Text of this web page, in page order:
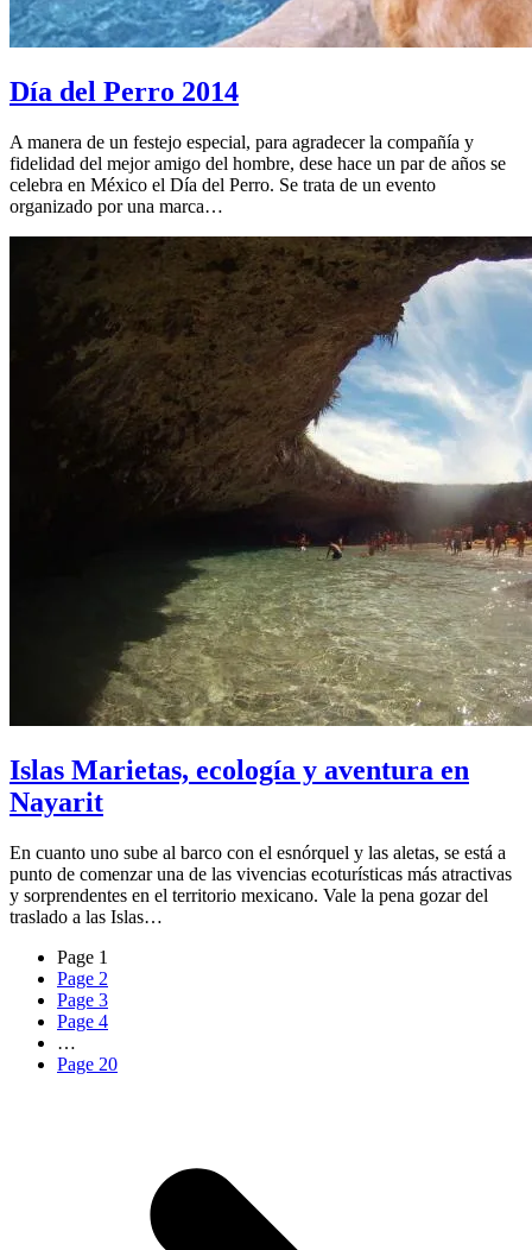
Día del Perro 2014
A manera de un festejo especial, para agradecer la compañía y
fidelidad del mejor amigo del hombre, dese hace un par de años se
celebra en México el Día del Perro. Se trata de un evento
organizado por una marca…
Islas Marietas, ecología y aventura en
Nayarit
En cuanto uno sube al barco con el esnórquel y las aletas, se está a
punto de comenzar una de las vivencias ecoturísticas más atractivas
y sorprendentes en el territorio mexicano. Vale la pena gozar del
traslado a las Islas…
Page 1
Page 2
Page 3
Page 4
…
Page 20